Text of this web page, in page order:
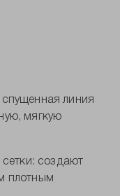
линия
мягкую
создают
плотным